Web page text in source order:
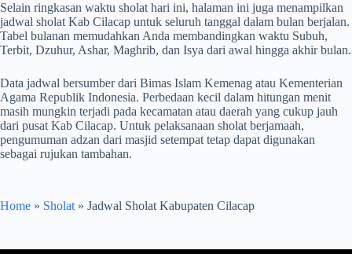
Selain ringkasan waktu sholat hari ini, halaman ini juga menampilkan
jadwal sholat Kab Cilacap untuk seluruh tanggal dalam bulan berjalan.
Tabel bulanan memudahkan Anda membandingkan waktu Subuh,
Terbit, Dzuhur, Ashar, Maghrib, dan Isya dari awal hingga akhir bulan.
Data jadwal bersumber dari Bimas Islam Kemenag atau Kementerian
Agama Republik Indonesia. Perbedaan kecil dalam hitungan menit
masih mungkin terjadi pada kecamatan atau daerah yang cukup jauh
dari pusat Kab Cilacap. Untuk pelaksanaan sholat berjamaah,
pengumuman adzan dari masjid setempat tetap dapat digunakan
sebagai rujukan tambahan.
Home » Sholat » Jadwal Sholat Kabupaten Cilacap